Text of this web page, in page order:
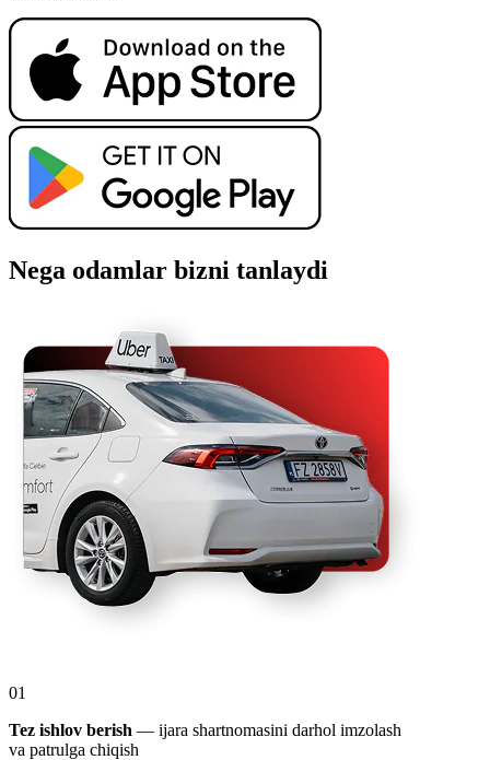
Nega odamlar bizni tanlaydi
01
Tez ishlov berish — ijara shartnomasini darhol imzolash
va patrulga chiqish